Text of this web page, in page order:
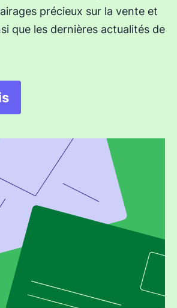
précieux sur la vente et
que les dernières actualités de
dans une nouvelle